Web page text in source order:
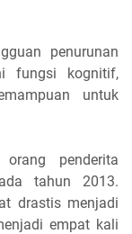
penurunan
fungsi kognitif,
untuk
penderita
tahun 2013.
drastis menjadi
empat kali